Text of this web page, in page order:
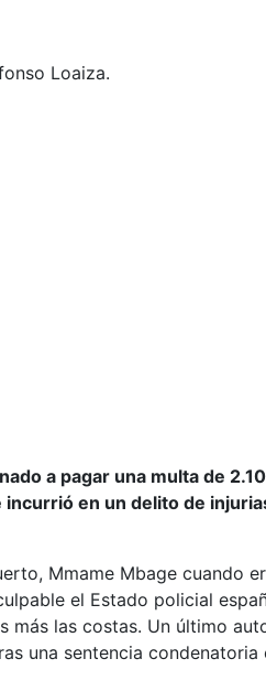
Loaiza.
a pagar una multa de
en un delito de
Mmame Mbage cuando
el Estado policial
más las costas. Un último
una sentencia